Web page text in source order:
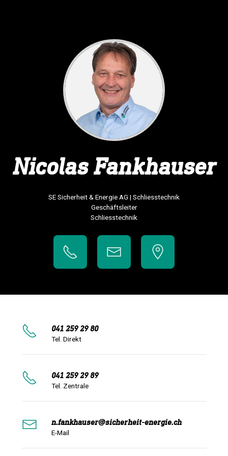
NicolasFankhauser
SE Sicherheit & Energie AG | Schliesstechnik
Geschäftsleiter
Schliesstechnik
041 259 29 80
Tel. Direkt
041 259 29 89
Tel. Zentrale
n.fankhauser@sicherheit-energie.ch
E-Mail